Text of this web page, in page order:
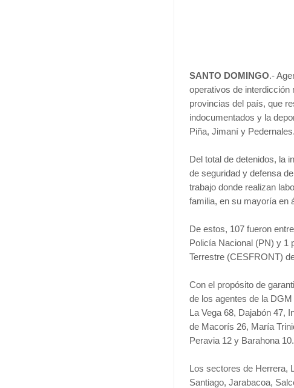
SANTO DOMINGO.-
operativos de interdicción
provincias del país, que
indocumentados y la
Piña, Jimaní y Pedernales.
Del total de detenidos, la
de seguridad y defensa
trabajo donde realizan
familia, en su mayoría en
De estos, 107 fueron
Policía Nacional (PN) y 1
Terrestre (CESFRONT)
Con el propósito de
de los agentes de la
La Vega 68, Dajabón 47,
de Macorís 26, María
Peravia 12 y Barahona 10.
Los sectores de Herrera,
Santiago, Jarabacoa,